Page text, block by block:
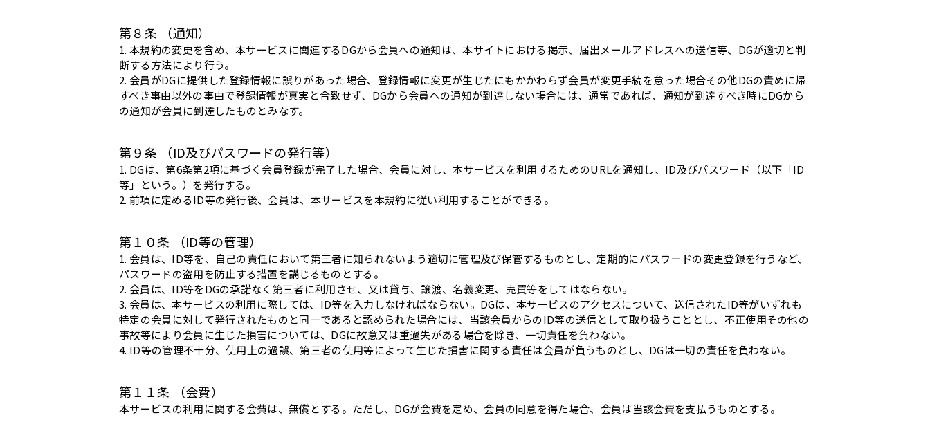
第８条 （通知）
1. 本規約の変更を含め、本サービスに関連するDGから会員への通知は、本サイトにおける掲示、届出メールアドレスへの送信等、DGが適切と判
断する方法により行う。
2. 会員がDGに提供した登録情報に誤りがあった場合、登録情報に変更が生じたにもかかわらず会員が変更手続を怠った場合その他DGの責めに帰
すべき事由以外の事由で登録情報が真実と合致せず、DGから会員への通知が到達しない場合には、通常であれば、通知が到達すべき時にDGから
の通知が会員に到達したものとみなす。
第９条 （ID及びパスワードの発行等）
1. DGは、第6条第2項に基づく会員登録が完了した場合、会員に対し、本サービスを利用するためのURLを通知し、ID及びパスワード（以下「ID
等」という。）を発行する。
2. 前項に定めるID等の発行後、会員は、本サービスを本規約に従い利用することができる。
第１０条 （ID等の管理）
1. 会員は、ID等を、自己の責任において第三者に知られないよう適切に管理及び保管するものとし、定期的にパスワードの変更登録を行うなど、
パスワードの盗用を防止する措置を講じるものとする。
2. 会員は、ID等をDGの承諾なく第三者に利用させ、又は貸与、譲渡、名義変更、売買等をしてはならない。
3. 会員は、本サービスの利用に際しては、ID等を入力しなければならない。DGは、本サービスのアクセスについて、送信されたID等がいずれも
特定の会員に対して発行されたものと同一であると認められた場合には、当該会員からのID等の送信として取り扱うこととし、不正使用その他の
事故等により会員に生じた損害については、DGに故意又は重過失がある場合を除き、一切責任を負わない。
4. ID等の管理不十分、使用上の過誤、第三者の使用等によって生じた損害に関する責任は会員が負うものとし、DGは一切の責任を負わない。
第１１条 （会費）
本サービスの利用に関する会費は、無償とする。ただし、DGが会費を定め、会員の同意を得た場合、会員は当該会費を支払うものとする。